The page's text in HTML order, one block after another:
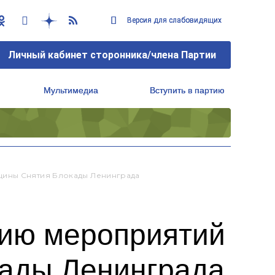
Версия для слабовидящих
Личный кабинет сторонника/члена Партии
Мультимедиа Вступить в партию
Снятия Блокады Ленинграда
мероприятий
Версия для слабовидящих
Личный кабинет сторонника/члена Партии
Мультимедиа Вступить в партию